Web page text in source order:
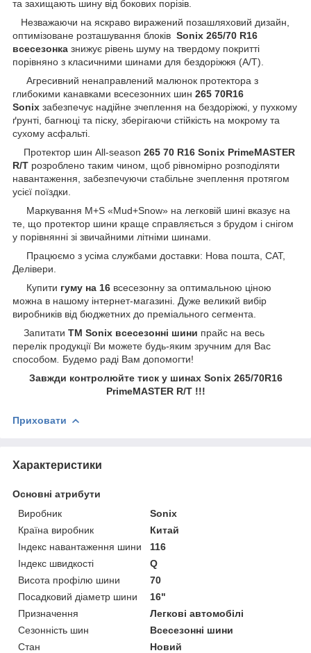
та захищають шину від бокових порізів.
Незважаючи на яскраво виражений позашляховий дизайн,
оптимізоване розташування блоків Sonix 265/70 R16
всесезонка знижує рівень шуму на твердому покритті
порівняно з класичними шинами для бездоріжжя (A/T).
Агресивний ненаправлений малюнок протектора з
глибокими канавками всесезонних шин 265 70R16
Sonix забезпечує надійне зчеплення на бездоріжжі, у пухкому
ґрунті, багнюці та піску, зберігаючи стійкість на мокрому та
сухому асфальті.
Протектор шин All-season 265 70 R16 Sonix PrimeMASTER
R/Т розроблено таким чином, щоб рівномірно розподіляти
навантаження, забезпечуючи стабільне зчеплення протягом
усієї поїздки.
Маркування M+S «Mud+Snow» на легковій шині вказує на
те, що протектор шини краще справляється з брудом і снігом
у порівнянні зі звичайними літніми шинами.
Працюємо з усіма службами доставки: Нова пошта, САТ,
Делівери.
Купити гуму на 16 всесезонну за оптимальною ціною
можна в нашому інтернет-магазині. Дуже великий вибір
виробників від бюджетних до преміального сегмента.
Запитати ТМ Sonix всесезонні шини прайс на весь
перелік продукції Ви можете будь-яким зручним для Вас
способом
Будемо раді Вам допомогти!
Завжди контролюйте тиск у шинах Sonix 265/70R16
PrimeMASTER R/Т !!!
Приховати
Характеристики
Основні атрибути
Виробник
Sonix
Країна виробник
Китай
Індекс навантаження шини
116
Індекс швидкості
Q
Висота профілю шини
70
Посадковий діаметр шини
16"
Призначення
Легкові автомобілі
Сезонність шин
Всесезонні шини
Стан
Новий